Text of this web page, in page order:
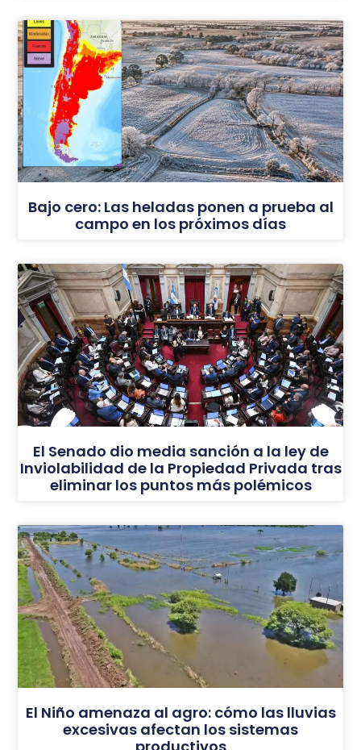
Bajo cero: Las heladas ponen a prueba al
campo en los próximos días
El Senado dio media sanción a la ley de
Inviolabilidad de la Propiedad Privada tras
eliminar los puntos más polémicos
El Niño amenaza al agro: cómo las lluvias
excesivas afectan los sistemas